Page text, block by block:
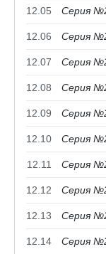
12.05 Серия
12.06 Серия
12.07 Серия
12.08 Серия
12.09 Серия
12.10 Серия
12.11 Серия
12.12 Серия
12.13 Серия
12.14 Серия